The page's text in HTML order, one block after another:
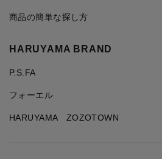
商品の簡単な探し方
HARUYAMA BRAND
P.S.FA
フォーエル
HARUYAMA ZOZOTOWN